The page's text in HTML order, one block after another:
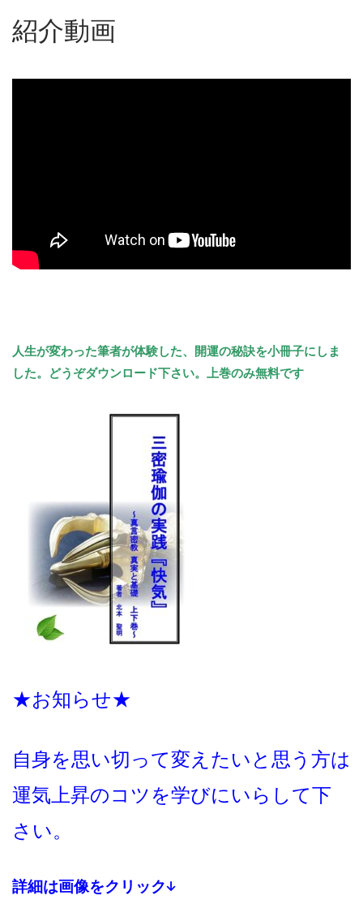
紹介動画
人生が変わった筆者が体験した、 開運の秘訣を小冊子にしま
した。どうぞダウンロード下さい。上巻のみ無料です
★お知らせ★
自身を思い切って変えたいと思う方は
運気上昇のコツを学びにいらして下
さい。
詳細は画像をクリック↓